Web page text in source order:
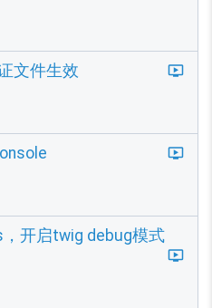
文件生效
开启twig debug模式